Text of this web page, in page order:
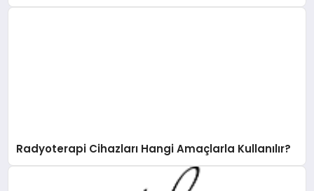
Radyoterapi Cihazları Hangi Amaçlarla Kullanılır?